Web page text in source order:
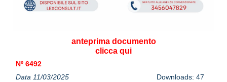
anteprima documento
clicca qui
Nº 6492
Data 11/03/2025
Downloads: 47